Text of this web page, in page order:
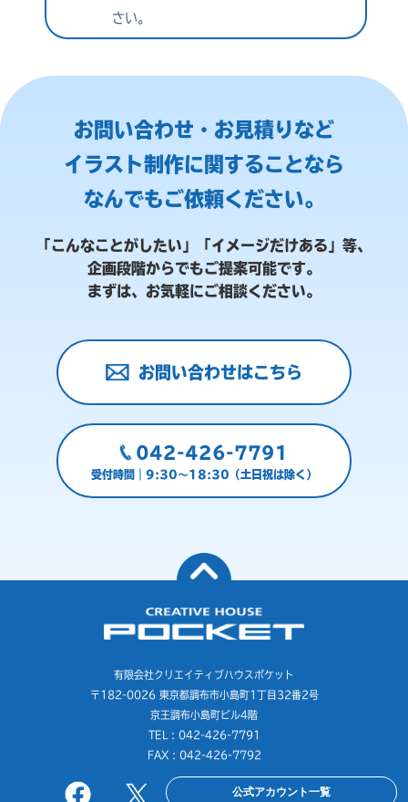
さい。
お問い合わせ・お見積りなど
イラスト制作に関することなら
なんでもご依頼ください。
「こんなことがしたい」「イメージだけある」等、
企画段階からでもご提案可能です。
まずは、お気軽にご相談ください。
お問い合わせはこちら
042-426-7791
受付時間｜9:30～18:30（土日祝は除く）
有限会社クリエイティブハウスポケット
〒182-0026 東京都調布市小島町1丁目32番2号
京王調布小島町ビル4階
TEL : 042-426-7791
FAX : 042-426-7792
公式アカウント一覧